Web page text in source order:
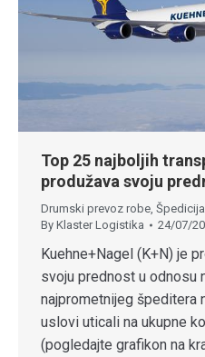
Top 25 najboljih
produžava svoju
Drumski prevoz robe, Špedicija
By Klaster Logistika 24/07/
Kuehne+Nagel (K+N) je
svoju prednost u odnosu
najprometnijeg špeditera
uslovi uticali na ukupne
(pogledajte grafikon na